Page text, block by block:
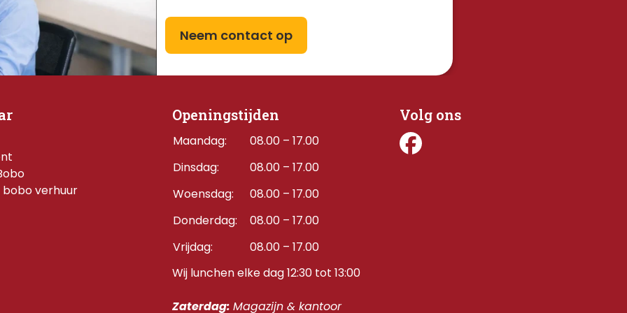
Neem contact op
verhuur
Openingstijden
Maandag:
08.00 – 17.00
Dinsdag:
08.00 – 17.00
Woensdag:
08.00 – 17.00
Donderdag: 08.00 – 17.00
Vrijdag:
08.00 – 17.00
Wij lunchen elke dag 12:30 tot 13:00
Zaterdag: Magazijn & kantoor
Volg ons